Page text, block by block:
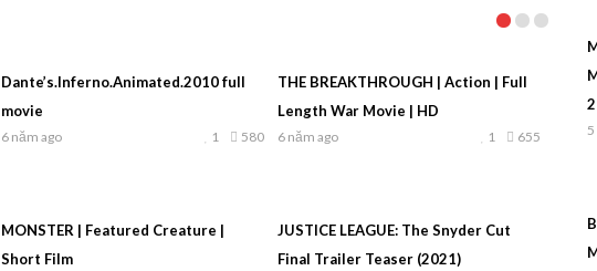
Dante’s.Inferno.Animated.2010 full
movie
6 năm ago 580
1
THE BREAKTHROUGH | Action | Full
Length War Movie | HD
6 năm ago 655
1
MONSTER | Featured Creature |
Short Film
JUSTICE LEAGUE: The Snyder Cut
Final Trailer Teaser (2021)